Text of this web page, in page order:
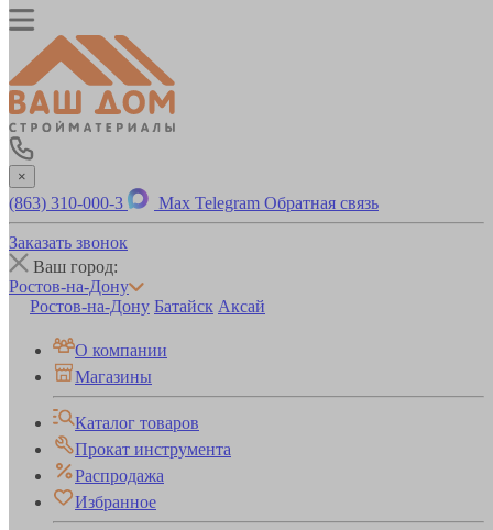
×
(863) 310-000-3 Max Telegram Обратная связь
Заказать звонок
Ваш город:
Ростов-на-Дону
Ростов-на-Дону Батайск Аксай
О компании
Магазины
Каталог товаров
Прокат инструмента
Распродажа
Избранное